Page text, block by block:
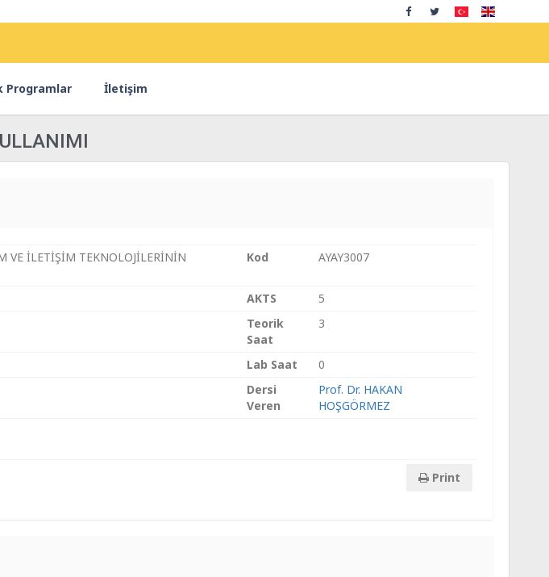
Programlar İletişim
VE İLETİŞİM TEKNOLOJİLERİNİN
Kod AYAY3007
AKTS
5
Teorik
Saat
3
Lab Saat
0
Dersi
Veren
Prof. Dr. HAKAN
HOŞGÖRMEZ
Print